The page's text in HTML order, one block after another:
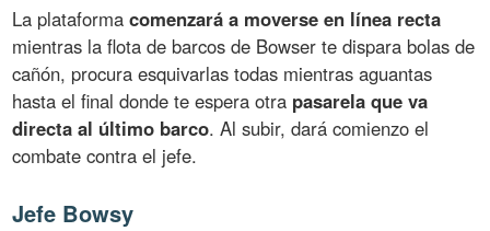
La plataformacomenzará a moverse en línea recta
mientras la flota de barcos de Bowser te dispara bolas de
cañón, procura esquivarlas todas mientras aguantas
hasta el final donde te espera otra pasarela que va
directa al último barco. Al subir, dará comienzo el
combate contra el jefe.
Jefe Bowsy